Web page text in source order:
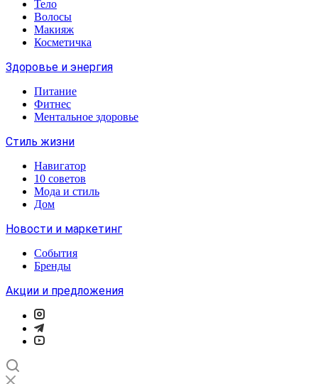
Тело
Волосы
Макияж
Косметичка
Здоровье и энергия
Питание
Фитнес
Ментальное здоровье
Стиль жизни
Навигатор
10 советов
Мода и стиль
Дом
Новости и маркетинг
События
Бренды
Акции и предложения